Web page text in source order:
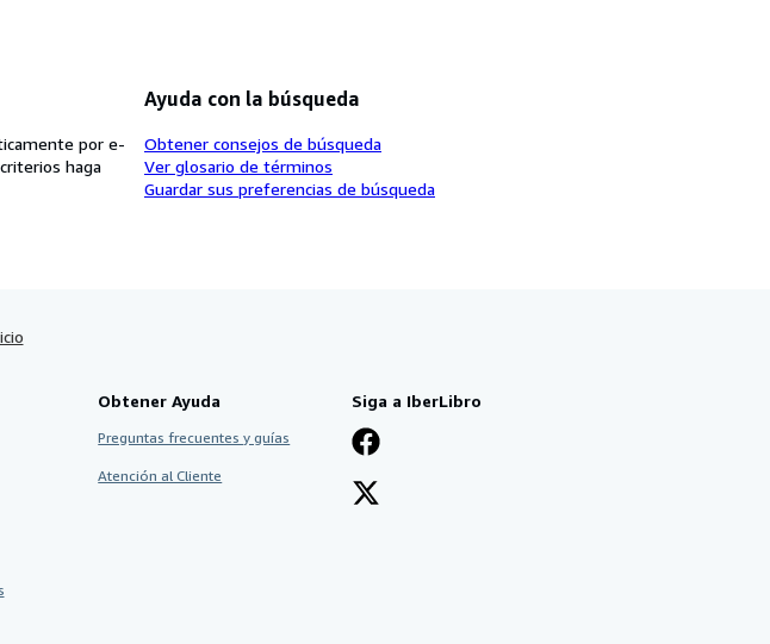
por e-
haga
Ayuda con la búsqueda
Obtener consejos de búsqueda
Ver glosario de términos
Guardar sus preferencias de búsqueda
Obtener Ayuda
Preguntas frecuentes y guías
Atención al Cliente
Siga a IberLibro